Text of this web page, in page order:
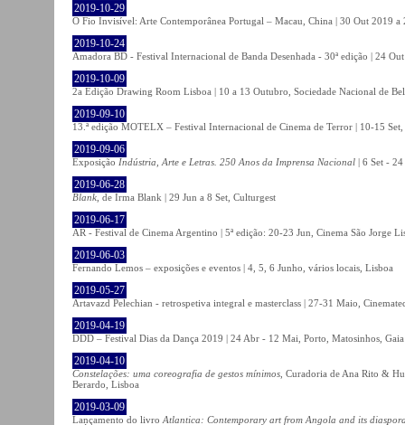
2019-10-29
O Fio Invisível: Arte Contemporânea Portugal – Macau, China | 30 Out 2019
2019-10-24
Amadora BD - Festival Internacional de Banda Desenhada - 30ª edição | 24
2019-10-09
2a Edição Drawing Room Lisboa | 10 a 13 Outubro, Sociedade Nacional de
2019-09-10
13.ª edição MOTELX – Festival Internacional de Cinema de Terror | 10-15
2019-09-06
Exposição Indústria, Arte e Letras. 250 Anos da Imprensa Nacional | 6 Set -
2019-06-28
Blank , de Irma Blank | 29 Jun a 8 Set, Culturgest
2019-06-17
AR - Festival de Cinema Argentino | 5ª edição: 20-23 Jun, Cinema São Jorge
2019-06-03
Fernando Lemos – exposições e eventos | 4, 5, 6 Junho, vários locais, Lisboa
2019-05-27
Artavazd Pelechian - retrospetiva integral e masterclass | 27-31 Maio,
2019-04-19
DDD – Festival Dias da Dança 2019 | 24 Abr - 12 Mai, Porto, Matosinhos, Gaia
2019-04-10
Constelações: uma coreografia de gestos mínimos , Curadoria de Ana Rito &
Berardo, Lisboa
2019-03-09
Lançamento do livro Atlantica: Contemporary art from Angola and its